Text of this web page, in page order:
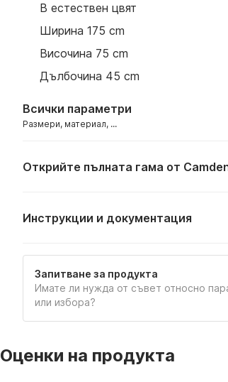
В естествен цвят
Ширина 175 cm
Височина 75 cm
Дълбочина 45 cm
Всички параметри
Размери, материал, ...
Открийте пълната гама от
Инструкции и документация
ТЕХНИЧЕСКИ ЧЕРТЕЖ
Запитване за продукта
Имате ли нужда от съвет относно
или избора?
Оценки на продукта